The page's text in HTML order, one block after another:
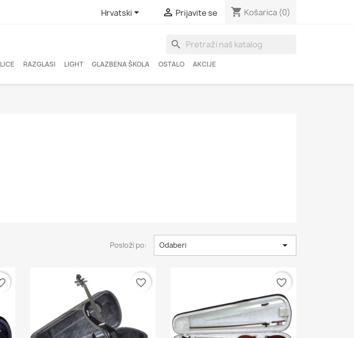
Hrvatski  Prijavite se shopping_cart Košarica (0)
search
RAZGLASI LIGHT GLAZBENA ŠKOLA OSTALO AKCIJE
Posloži po: Odaberi 
favorite_border favorite_border